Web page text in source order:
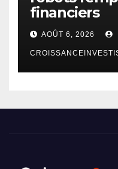
financiers
AOÛT 6, 2026